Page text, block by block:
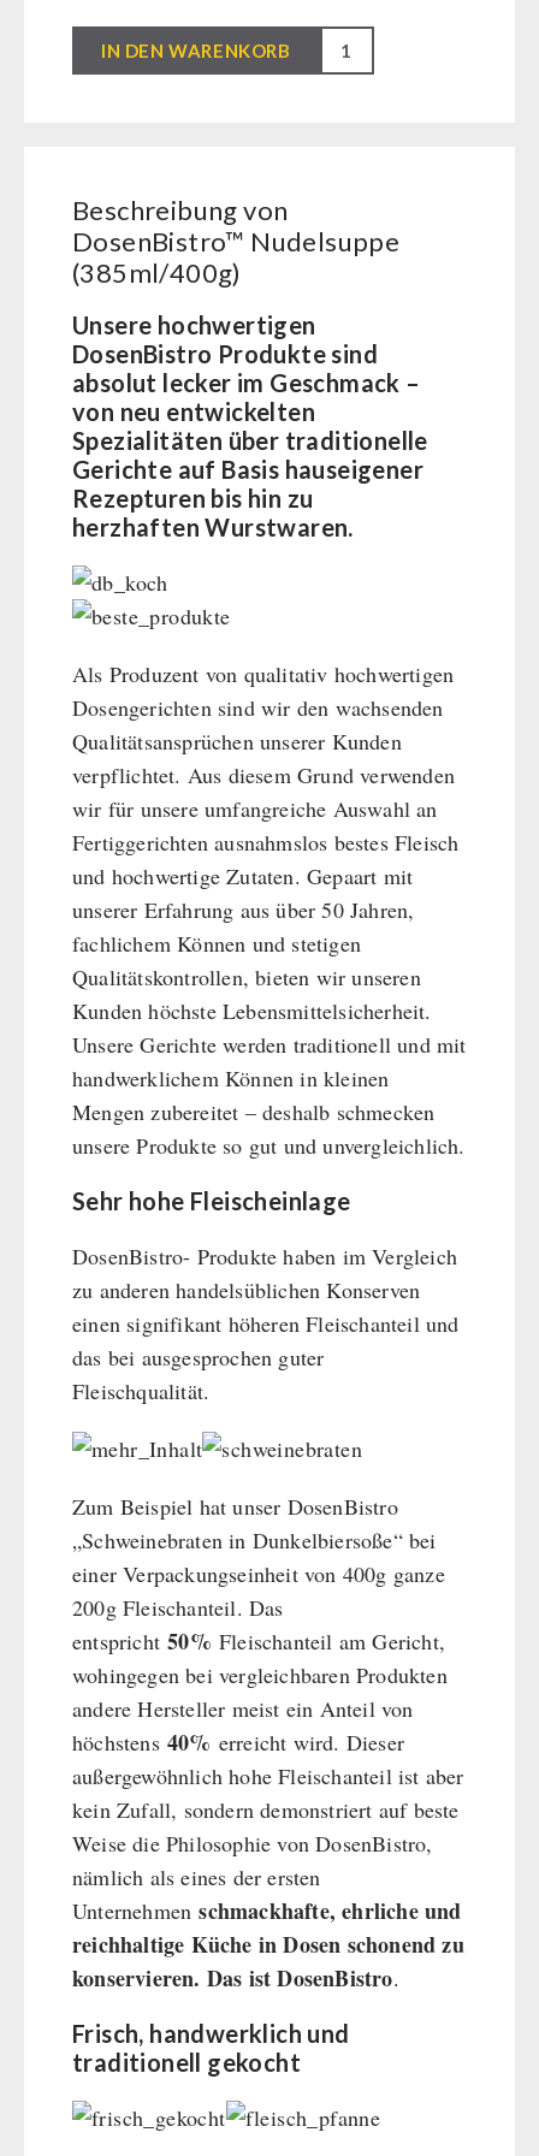
Atemschutz / ABC Schutzanzug
kingnature-Vitalstoffe
Notrationen
Hauptmahlzeiten
Dessert
Ergänzungs-Pakete
DosenBistro™
Nudelsuppe
IN DEN WARENKORB
Beschreibung von
DosenBistro™ Nudelsuppe
(385ml/400g)
Unsere hochwertigen
DosenBistro Produkte sind
absolut lecker im Geschmack –
von neu entwickelten
Spezialitäten über traditionelle
Gerichte auf Basis hauseigener
Rezepturen bis hin zu
herzhaften Wurstwaren.
Als Produzent von qualitativ hochwertigen
Dosengerichten sind wir den wachsenden
Qualitätsansprüchen unserer Kunden
verpflichtet. Aus diesem Grund verwenden
wir für unsere umfangreiche Auswahl an
Fertiggerichten ausnahmslos bestes Fleisch
und hochwertige Zutaten. Gepaart mit
unserer Erfahrung aus über 50 Jahren,
fachlichem Können und stetigen
Qualitätskontrollen, bieten wir unseren
Kunden höchste Lebensmittelsicherheit.
Unsere Gerichte werden traditionell und mit
handwerklichem Können in kleinen
Mengen zubereitet – deshalb schmecken
unsere Produkte so gut und unvergleichlich.
Sehr hohe Fleischeinlage
DosenBistro- Produkte haben im Vergleich
zu anderen handelsüblichen Konserven
einen signifikant höheren Fleischanteil und
das bei ausgesprochen guter
Fleischqualität.
Zum Beispiel hat unser DosenBistro
„Schweinebraten in Dunkelbiersoße“ bei
einer Verpackungseinheit von 400g ganze
200g Fleischanteil. Das
entspricht50% Fleischanteil am Gericht,
wohingegen bei vergleichbaren Produkten
andere Hersteller meist ein Anteil von
höchstens 40% erreicht wird. Dieser
außergewöhnlich hohe Fleischanteil ist aber
kein Zufall, sondern demonstriert auf beste
Weise die Philosophie von DosenBistro,
nämlich als eines der ersten
Unternehmenschmackhafte, ehrliche und
reichhaltige Küche in Dosen schonend zu
konservieren. Das ist DosenBistro.
Frisch, handwerklich und
traditionell gekocht